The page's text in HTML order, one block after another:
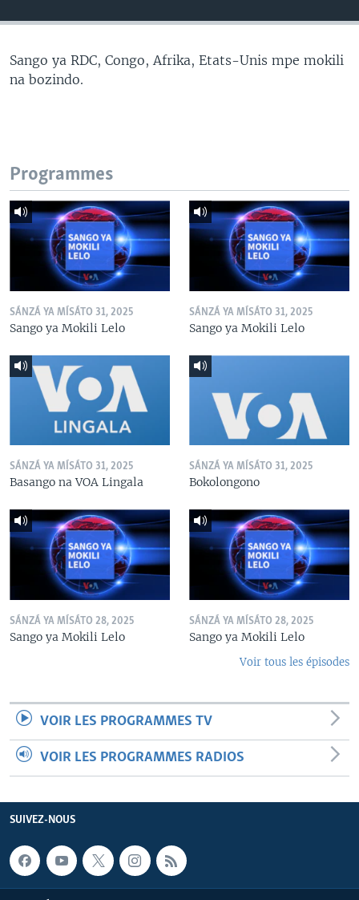
Sango ya RDC, Congo, Afrika, Etats-Unis mpe mokili
na bozindo.
Programmes
SÁNZÁ YA MÍSÁTO 31, 2025
Sango ya Mokili Lelo
SÁNZÁ YA MÍSÁTO 31, 2025
Sango ya Mokili Lelo
SÁNZÁ YA MÍSÁTO 31, 2025
Basango na VOA Lingala
SÁNZÁ YA MÍSÁTO 31, 2025
Bokolongono
SÁNZÁ YA MÍSÁTO 28, 2025
Sango ya Mokili Lelo
SÁNZÁ YA MÍSÁTO 28, 2025
Sango ya Mokili Lelo
Voir tous les épisodes
VOIR LES PROGRAMMES TV
VOIR LES PROGRAMMES RADIOS
SUIVEZ-NOUS